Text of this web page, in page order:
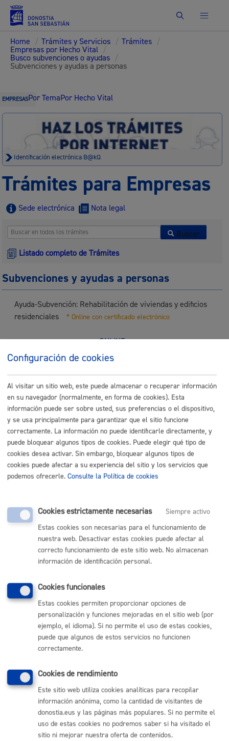
Buscar
Home / Trámites y Servicios / Trámites /
Empresas por Hecho Vital /
Busco subvenciones o ayudas /
Subvenciones y ayudas a personas
EMPRESASPor TemaPor Hecho Vital
Identificación electrónica B@kQ
Trámites para Empresas
Sede electrónica Nota legal
Buscar
Listado completo de Trámites
Subvenciones y ayudas a personas
Ayuda-Subvención: Rehabilitación de viviendas y edificios
residenciales
* Online con certificado electrónico
ONLINE
PRESENCIAL
MÁQUINA
Ayuda-Subvención: Rehabilitación de viviendas y edificios
residenciales: 2-Subsanación
* Online con certificado
electrónico
ONLINE
PRESENCIAL
TELÉFONO
Ayuda-Subvención: Rehabilitación de viviendas y edificios
residenciales: 3-Justificación trabajos realizados
* Online con
certificado electrónico
ONLINE
TELÉFONO
MÁQUINA
Subvenciones para organizar festivales
* Online con
certificado electrónico
PRESENCIAL
TELÉFONO
MÁQUINA
Configuración de cookies
Al visitar un sitio web, este puede almacenar o recuperar información
en su navegador (normalmente, en forma de cookies). Esta
información puede ser sobre usted, sus preferencias o el dispositivo,
y se usa principalmente para garantizar que el sitio funcione
correctamente. La información no puede identificarle directamente, y
puede bloquear algunos tipos de cookies. Puede elegir qué tipo de
cookies desea activar. Sin embargo, bloquear algunos tipos de
cookies puede afectar a su experiencia del sitio y los servicios que
podemos ofrecerle. Consulte la Política de cookies
Cookies estrictamente necesarias
Siempre activo
Estas cookies son necesarias para el funcionamiento de
nuestra web. Desactivar estas cookies puede afectar al
correcto funcionamiento de este sitio web. No almacenan
información de identificación personal.
Cookies funcionales
Estas cookies permiten proporcionar opciones de
personalización y funciones mejoradas en el sitio web (por
ejemplo, el idioma). Si no permite el uso de estas cookies,
puede que algunos de estos servicios no funcionen
correctamente.
Cookies de rendimiento
Este sitio web utiliza cookies analíticas para recopilar
información anónima, como la cantidad de visitantes de
donostia.eus y las páginas más populares. Si no permite el
uso de estas cookies no podremos saber si ha visitado el
sitio ni mejorar nuestra oferta de contenidos.